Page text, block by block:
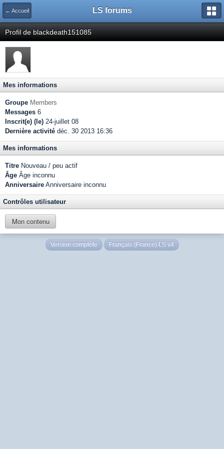
← Accueil LS forums
Profil de blackdeath151085
Mes informations
Groupe Members
Messages 6
Inscrit(e) (le) 24-juillet 08
Dernière activité déc. 30 2013 16:36
Mes informations
Titre Nouveau / peu actif
Âge Âge inconnu
Anniversaire Anniversaire inconnu
Contrôles utilisateur
Mon contenu
Version complète Français (France) LS v4